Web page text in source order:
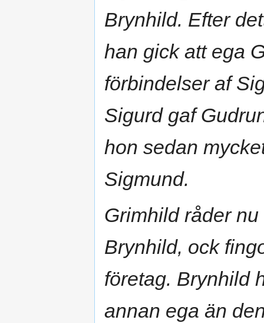
Brynhild. Efter
han gick att ega
förbindelser af
Sigurd gaf
hon sedan
Sigmund.
Grimhild råder
Brynhild, ock
företag. Brynhild
annan ega än